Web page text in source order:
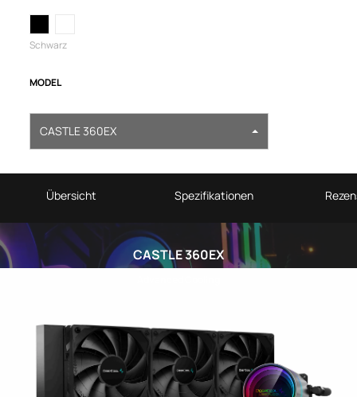
Schwarz
MODEL
CASTLE 360EX
Übersicht Spezifikationen
CASTLE 360EX